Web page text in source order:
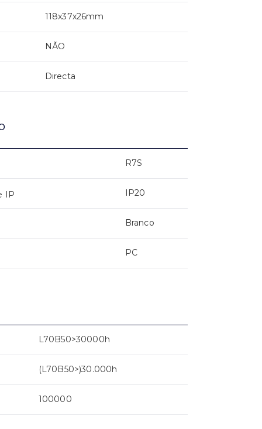
118x37x26mm
NÃO
Directa
R7S
IP IP20
Branco
PC
L70B50>30000h
(L70B50>)30.000h
100000